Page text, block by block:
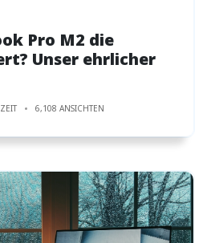
Pro M2 die
Unser ehrlicher
6,108 ANSICHTEN